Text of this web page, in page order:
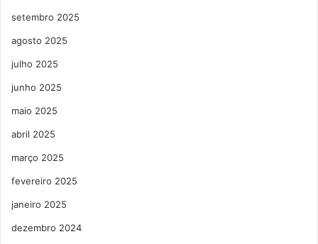
setembro 2025
agosto 2025
julho 2025
junho 2025
maio 2025
abril 2025
março 2025
fevereiro 2025
janeiro 2025
dezembro 2024